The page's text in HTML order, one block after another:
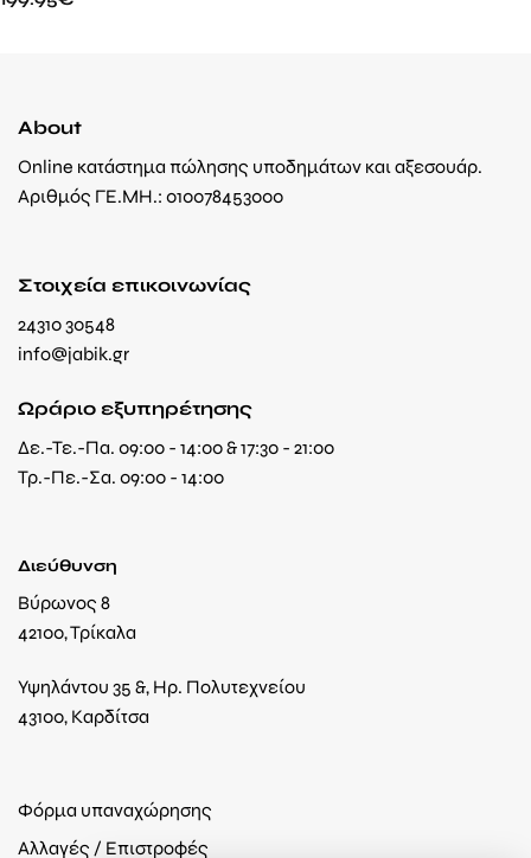
About
Online κατάστημα πώλησης υποδημάτων και αξεσουάρ.
Αριθμός ΓΕ.ΜΗ.: 010078453000
Στοιχεία επικοινωνίας
24310 30548
info@jabik.gr
Ωράριο εξυπηρέτησης
Δε.-Τε.-Πα. 09:00 - 14:00 & 17:30 - 21:00
Τρ.-Πε.-Σα. 09:00 - 14:00
Διεύθυνση
Βύρωνος 8
42100, Τρίκαλα
Υψηλάντου 35 &, Ηρ. Πολυτεχνείου
43100, Καρδίτσα
Φόρμα υπαναχώρησης
Αλλαγές / Επιστροφές